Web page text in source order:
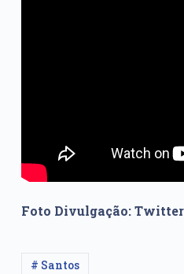
Foto Divulgação:
# Santos